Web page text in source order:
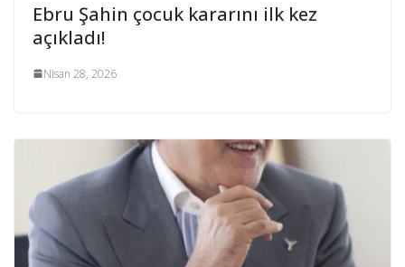
Ebru Şahin çocuk kararını ilk kez
açıkladı!
Nisan 28, 2026